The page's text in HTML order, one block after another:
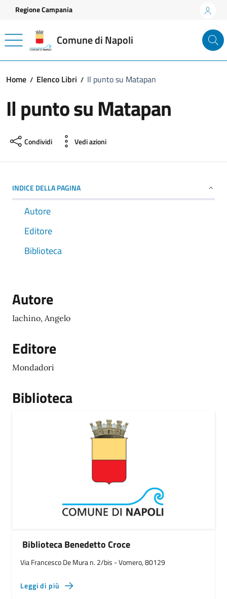
Vai ai contenuti
Vai al footer
Regione Campania
Comune di Napoli
Home Elenco Libri Il punto su Matapan
Il punto su Matapan
Condividi Vedi azioni
INDICE DELLA PAGINA
Autore
Editore
Biblioteca
Autore
Iachino, Angelo
Editore
Mondadori
Biblioteca
Biblioteca Benedetto Croce
Via Francesco De Mura n. 2/bis - Vomero, 80129
Leggi di più